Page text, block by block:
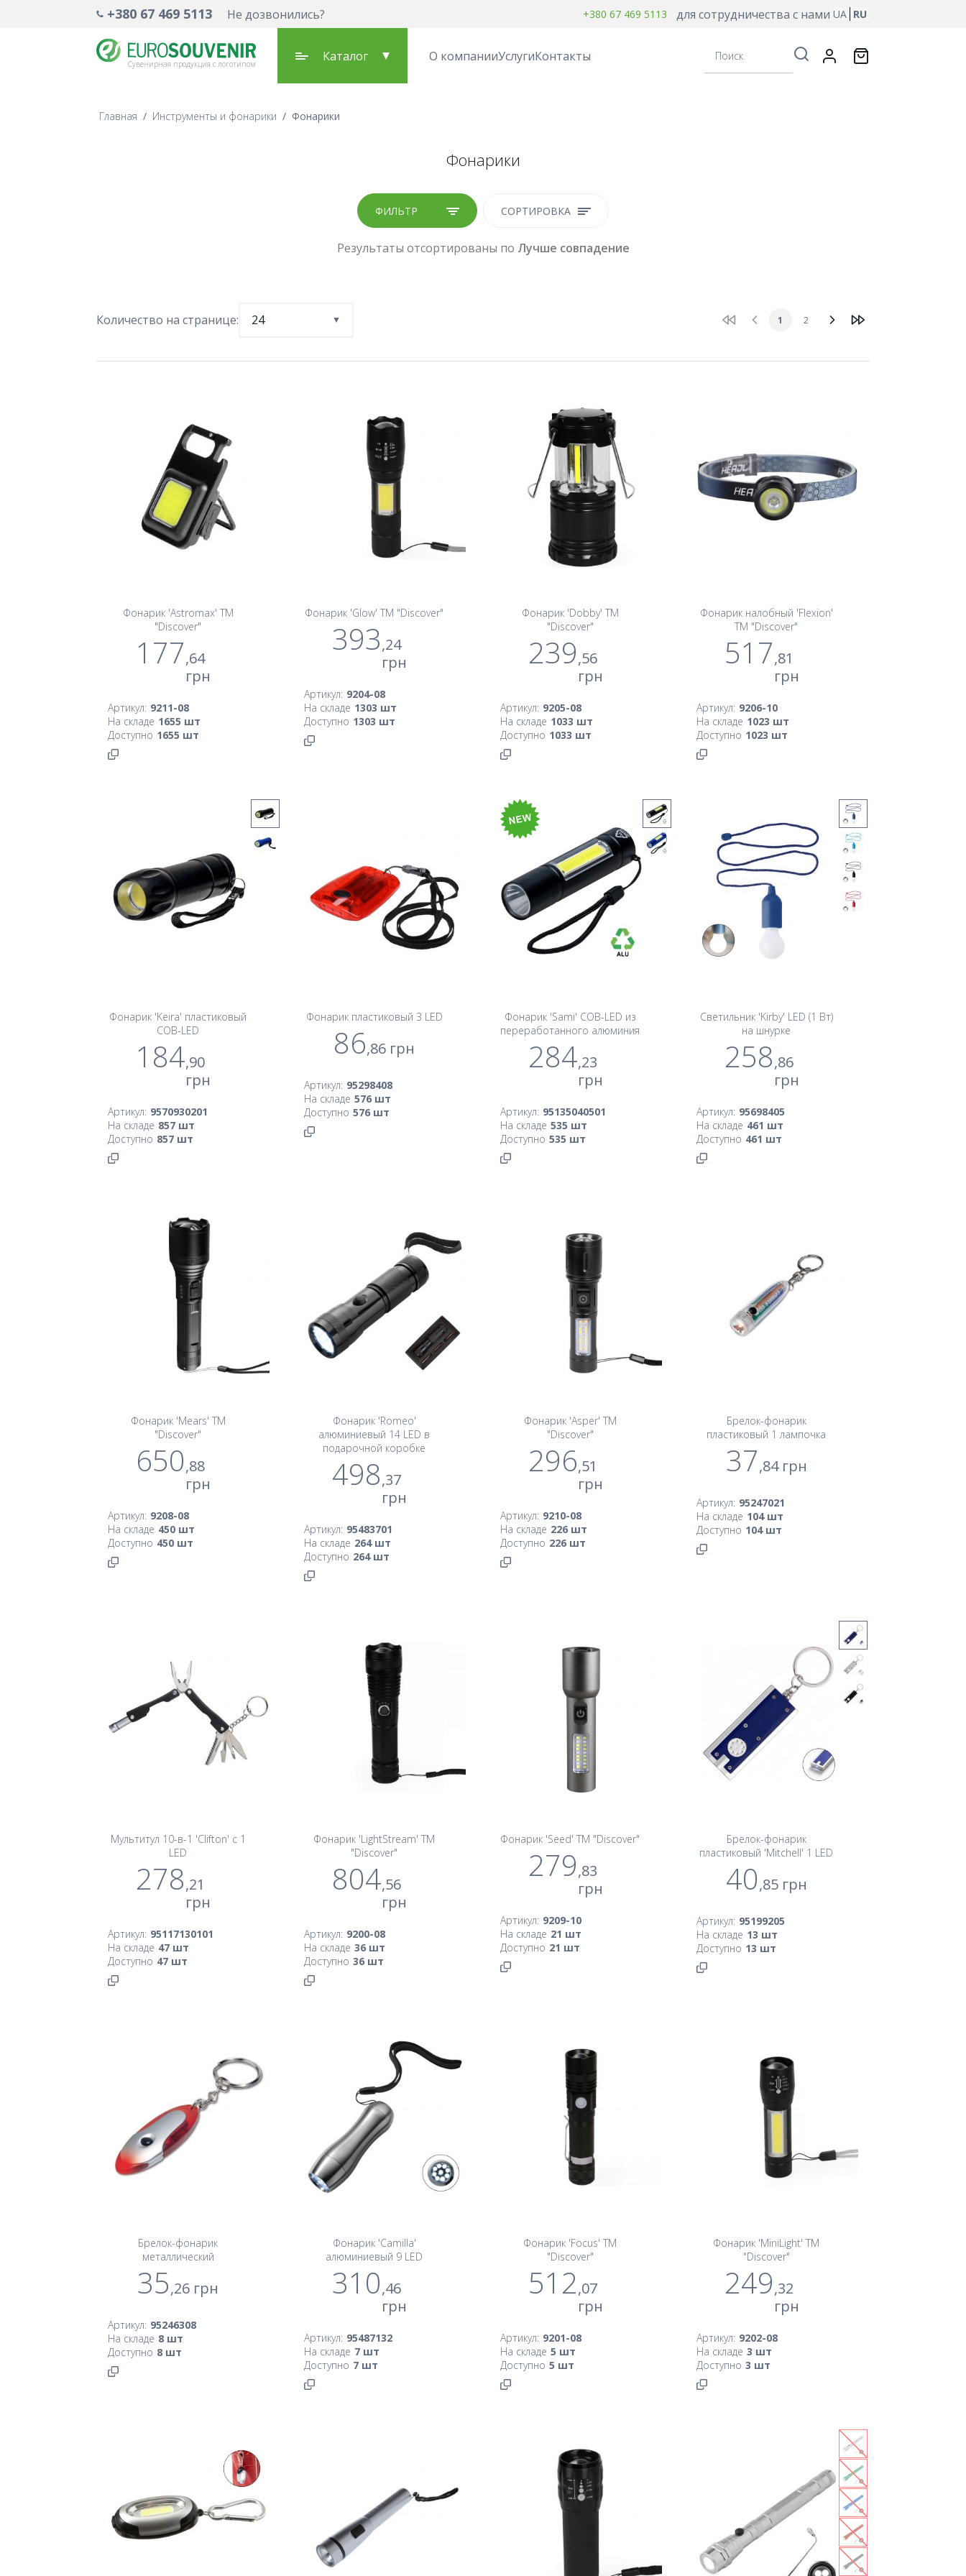
+380 67 469 5113 Не дозвонились? +380 67 469 5113 для сотрудничества с нами UA RU
Сувенирная продукция с логотипом Каталог О компанииУслугиКонтакты Поиск
Главная / Инструменты и фонарики / Фонарики
Фонарики
ФИЛЬТР СОРТИРОВКА
Результаты отсортированы по Лучше совпадение
Количество на странице: 24 1 2
Фонарик 'Astromax' TM
"Discover"
177,64
грн
Артикул: 9211-08
На складе 1655 шт
Доступно 1655 шт
Фонарик 'Glow' TM "Discover"
393,24
грн
Артикул: 9204-08
На складе 1303 шт
Доступно 1303 шт
Фонарик 'Dobby' TM
"Discover"
239,56
грн
Артикул: 9205-08
На складе 1033 шт
Доступно 1033 шт
Фонарик налобный 'Flexion'
TM "Discover"
517,81
грн
Артикул: 9206-10
На складе 1023 шт
Доступно 1023 шт
Фонарик 'Keira' пластиковый
COB-LED
184,90
грн
Артикул: 9570930201
На складе 857 шт
Доступно 857 шт
Фонарик пластиковый 3 LED
86,86 грн
Артикул: 95298408
На складе 576 шт
Доступно 576 шт
Фонарик 'Sami' COB-LED из
переработанного алюминия
284,23
грн
Артикул: 95135040501
На складе 535 шт
Доступно 535 шт
Светильник 'Kirby' LED (1 Вт)
на шнурке
258,86
грн
Артикул: 95698405
На складе 461 шт
Доступно 461 шт
Фонарик 'Mears' TM
"Discover"
650,88
грн
Артикул: 9208-08
На складе 450 шт
Доступно 450 шт
Фонарик 'Romeo'
алюминиевый 14 LED в
подарочной коробке
498,37
грн
Артикул: 95483701
На складе 264 шт
Доступно 264 шт
Фонарик 'Asper' TM
"Discover"
296,51
грн
Артикул: 9210-08
На складе 226 шт
Доступно 226 шт
Брелок-фонарик
пластиковый 1 лампочка
37,84 грн
Артикул: 95247021
На складе 104 шт
Доступно 104 шт
Мультитул 10-в-1 'Clifton' с 1
LED
278,21
грн
Артикул: 95117130101
На складе 47 шт
Доступно 47 шт
Фонарик 'LightStream' TM
"Discover"
804,56
грн
Артикул: 9200-08
На складе 36 шт
Доступно 36 шт
Фонарик 'Seed' TM "Discover"
279,83
грн
Артикул: 9209-10
На складе 21 шт
Доступно 21 шт
Брелок-фонарик
пластиковый 'Mitchell' 1 LED
40,85 грн
Артикул: 95199205
На складе 13 шт
Доступно 13 шт
Брелок-фонарик
металлический
35,26 грн
Артикул: 95246308
На складе 8 шт
Доступно 8 шт
Фонарик 'Camilla'
алюминиевый 9 LED
310,46
грн
Артикул: 95487132
На складе 7 шт
Доступно 7 шт
Фонарик 'Focus' TM
"Discover"
512,07
грн
Артикул: 9201-08
На складе 5 шт
Доступно 5 шт
Фонарик 'MiniLight' TM
"Discover"
249,32
грн
Артикул: 9202-08
На складе 3 шт
Доступно 3 шт